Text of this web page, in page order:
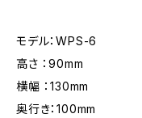
モデル：WPS-6
高さ ：90mm
横幅 ：130mm
奥行き：100mm